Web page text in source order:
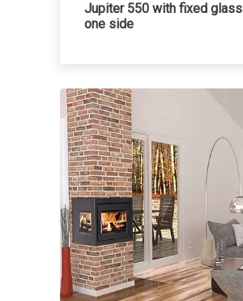
Jupiter 550 with fixed glass
one side